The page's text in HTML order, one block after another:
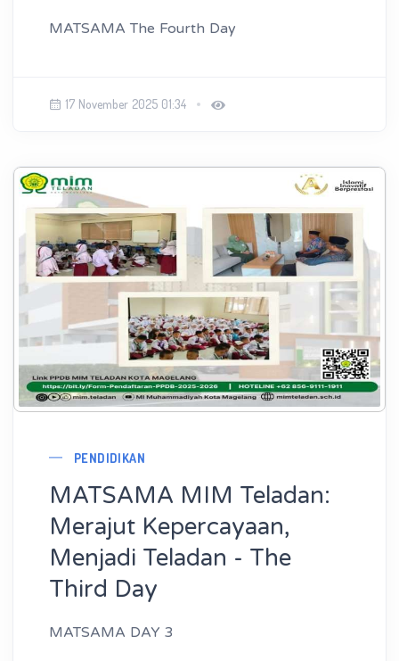
MATSAMA The Fourth Day
17 November 2025 01:34
PENDIDIKAN
MATSAMA MIM Teladan:
Merajut Kepercayaan,
Menjadi Teladan - The
Third Day
MATSAMA DAY 3